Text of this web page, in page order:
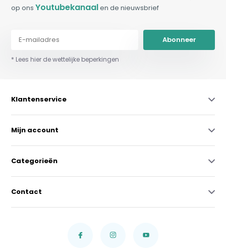
op onsYoutubekanaalen de nieuwsbrief
Abonneer
* Lees hier de wettelijke beperkingen
Klantenservice
Mijn account
Categorieën
Contact